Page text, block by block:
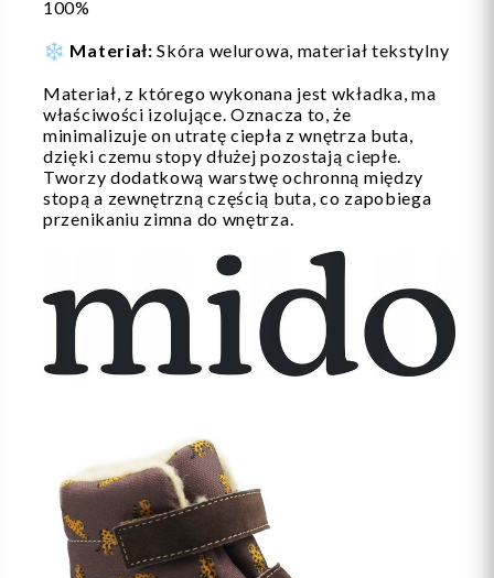
100%
❄️ Materiał: Skóra welurowa, materiał tekstylny
Materiał, z którego wykonana jest wkładka, ma
właściwości izolujące. Oznacza to, że
minimalizuje on utratę ciepła z wnętrza buta,
dzięki czemu stopy dłużej pozostają ciepłe.
Tworzy dodatkową warstwę ochronną między
stopą a zewnętrzną częścią buta, co zapobiega
przenikaniu zimna do wnętrza.